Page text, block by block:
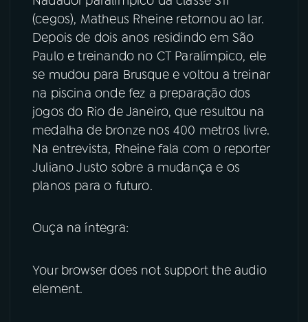
08FESTIVAL DE MÚSICA
ACOMPANHE A RÁDIO NACIONAL
YouTube Facebook
Instagram X
TikTok
(cegos), Matheus Rheine retornou ao lar.
Depois de dois anos residindo em São
Paulo e treinando no CT Paralímpico, ele
se mudou para Brusque e voltou a treinar
na piscina onde fez a preparação dos
jogos do Rio de Janeiro, que resultou na
medalha de bronze nos 400 metros livre.
Na entrevista, Rheine fala com o reporter
Juliano Justo sobre a mudança e os
planos para o futuro.
Ouça na íntegra:
Your browser does not support the audio
element.